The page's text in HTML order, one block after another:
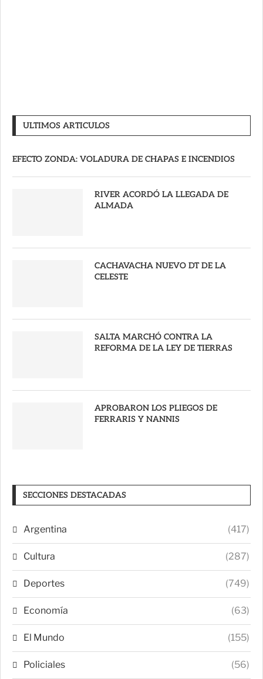
ULTIMOS ARTICULOS
EFECTO ZONDA: VOLADURA DE CHAPAS E INCENDIOS
RIVER ACORDÓ LA LLEGADA DE
ALMADA
CACHAVACHA NUEVO DT DE LA
CELESTE
SALTA MARCHÓ CONTRA LA
REFORMA DE LA LEY DE TIERRAS
APROBARON LOS PLIEGOS DE
FERRARIS Y NANNIS
SECCIONES DESTACADAS
Argentina (417)
Cultura (287)
Deportes (749)
Economía (63)
El Mundo (155)
Policiales (56)